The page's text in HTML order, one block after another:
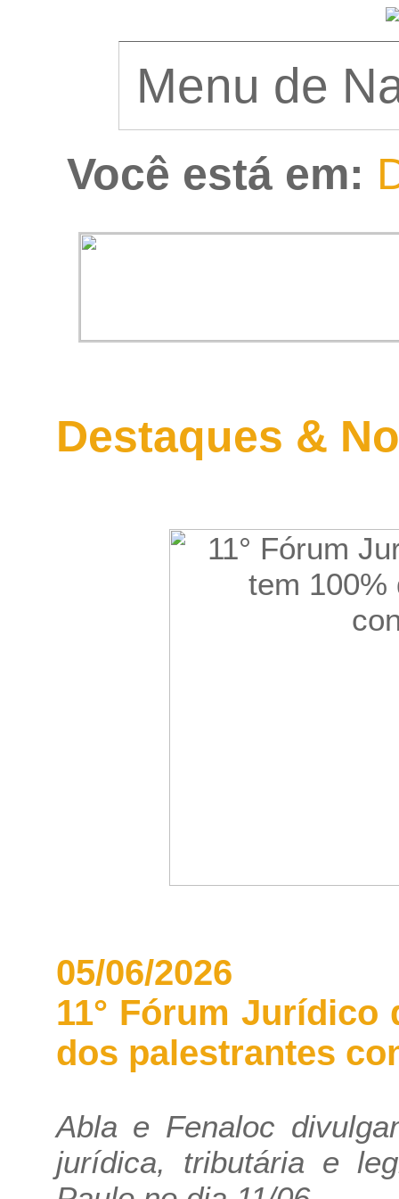
Você está em:
Destaques &
05/06/2026
11° Fórum Jurídico
dos palestrantes
Abla e Fenaloc
jurídica, tributária e